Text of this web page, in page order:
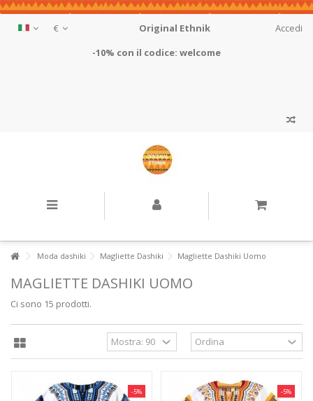
€ Accedi
Original Ethnik
-10% con il codice: welcome
Moda dashiki Magliette Dashiki Magliette Dashiki Uomo
MAGLIETTE DASHIKI UOMO
Ci sono 15 prodotti.
-5% -5%